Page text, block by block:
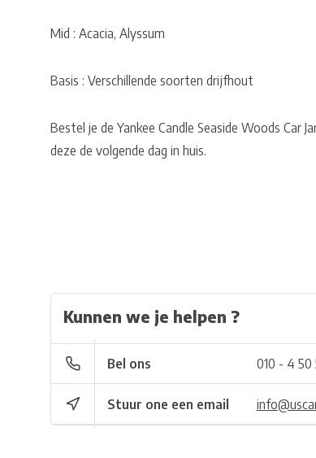
Mid : Acacia, Alyssum
Basis : Verschillende soorten drijfhout
Bestel je de Yankee Candle Seaside Woods Car
deze de volgende dag in huis.
Kunnen we je helpen ?
Bel ons 010 - 4 50
Stuur one een email